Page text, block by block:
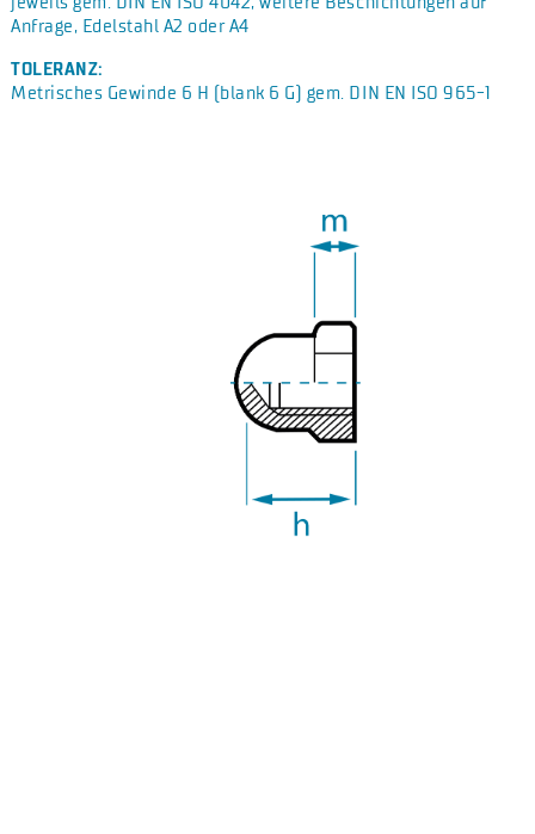
Anfrage, Edelstahl A2 oder A4
TOLERANZ:
Metrisches Gewinde 6 H (blank 6 G) gem. DIN EN ISO 965-1